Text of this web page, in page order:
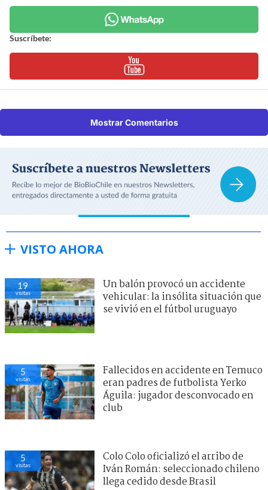
Suscríbete:
Mostrar Comentarios
VISTO AHORA
19
visitas
Un balón provocó un accidente
vehicular: la insólita situación que
se vivió en el fútbol uruguayo
5
visitas
Fallecidos en accidente en Temuco
eran padres de futbolista Yerko
Águila: jugador desconvocado en
club
5
visitas
Colo Colo oficializó el arribo de
Iván Román: seleccionado chileno
llega cedido desde Brasil